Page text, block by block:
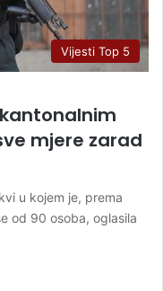
Vijesti Top 5
mjere zarad
u kojem je, prema
od 90 osoba, oglasila